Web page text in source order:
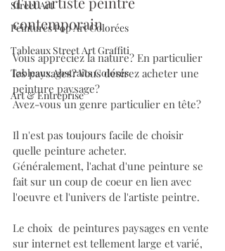
Street Art
Peintures Pop Art Colorées
Tableaux Street Art Graffiti
Tableaux Abstraits Colorés
Art & Entreprise
contemporain
Vous appréciez la nature? En particulier
les paysages? Vous désirez acheter une
peinture paysage?
Avez-vous un genre particulier en tête?
Il n'est pas toujours facile de choisir
quelle peinture acheter.
Généralement, l'achat d'une peinture se
fait sur un coup de coeur en lien avec
l'oeuvre et l'univers de l'artiste peintre.
Le choix  de peintures paysages en vente
sur internet est tellement large et varié,